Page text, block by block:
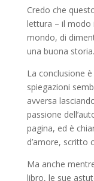
Credo che
lettura – il modo
mondo, di
una buona storia.
La conclusione
spiegazioni
avversa
passione
pagina, ed è
d’amore, scritto
Ma anche
libro, le sue